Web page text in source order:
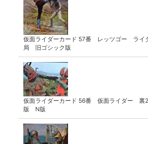
仮面ライダーカード 57番 レッツゴー ラ
局 旧ゴシック版
仮面ライダーカード 56番 仮面ライダー 裏
版 N版